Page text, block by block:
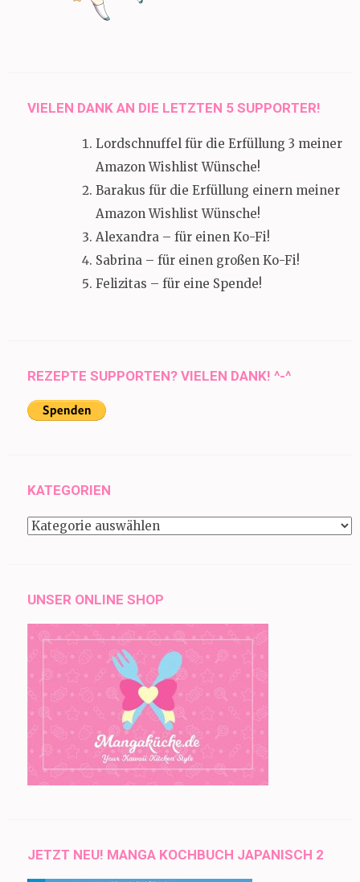
VIELEN DANK AN DIE LETZTEN 5 SUPPORTER!
Lordschnuffel für die Erfüllung 3 meiner
Amazon Wishlist Wünsche!
Barakus für die Erfüllung einern meiner
Amazon Wishlist Wünsche!
Alexandra – für einen Ko-Fi!
Sabrina – für einen großen Ko-Fi!
Felizitas – für eine Spende!
REZEPTE SUPPORTEN? VIELEN DANK! ^-^
KATEGORIEN
Kategorien
UNSER ONLINE SHOP
JETZT NEU! MANGA KOCHBUCH JAPANISCH 2